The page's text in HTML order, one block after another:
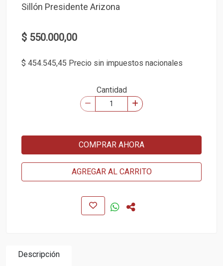
Sillón Presidente Arizona
$ 550.000,00
$ 454.545,45 Precio sin impuestos nacionales
Cantidad
COMPRAR AHORA
AGREGAR AL CARRITO
Descripción